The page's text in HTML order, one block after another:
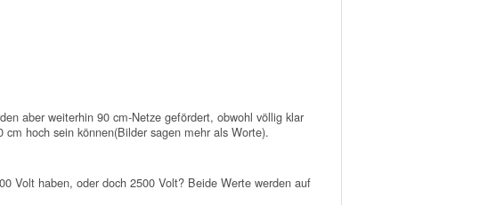
aber weiterhin 90 cm-Netze gefördert, obwohl völlig klar
hoch sein können(Bilder sagen mehr als Worte).
Volt haben, oder doch 2500 Volt? Beide Werte werden auf